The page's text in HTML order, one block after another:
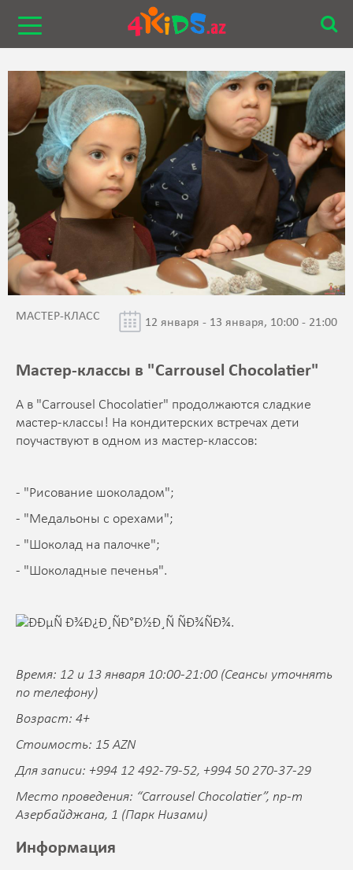
МАСТЕР-КЛАСС 12 января - 13 января, 10:00 - 21:00
Мастер-классы в "Carrousel Chocolatier"
А в "Carrousel Chocolatier" продолжаются сладкие
мастер-классы! На кондитерских встречах дети
поучаствуют в одном из мастер-классов:
- "Рисование шоколадом";
- "Медальоны с орехами";
- "Шоколад на палочке";
- "Шоколадные печенья".
Время: 12 и 13 января 10:00-21:00 (Сеансы уточнять
по телефону)
Возраст: 4+
Стоимость: 15 AZN
Для записи: +994 12 492-79-52, +994 50 270-37-29
Место проведения: “Carrousel Chocolatier”, пр-т
Азербайджана, 1 (Парк Низами)
Информация